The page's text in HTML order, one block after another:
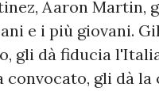
Aaron Martin,
e i più giovani.
gli dà fiducia
convocato, gli dà la